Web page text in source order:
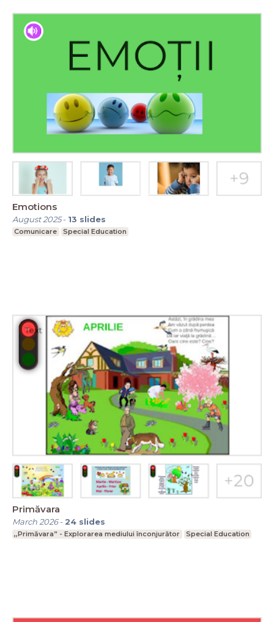
Emotions
August 2025- 13 slides
Comunicare Special Education
Primăvara
March 2026- 24 slides
,,Primăvara” - Explorarea mediului înconjurător Special Education